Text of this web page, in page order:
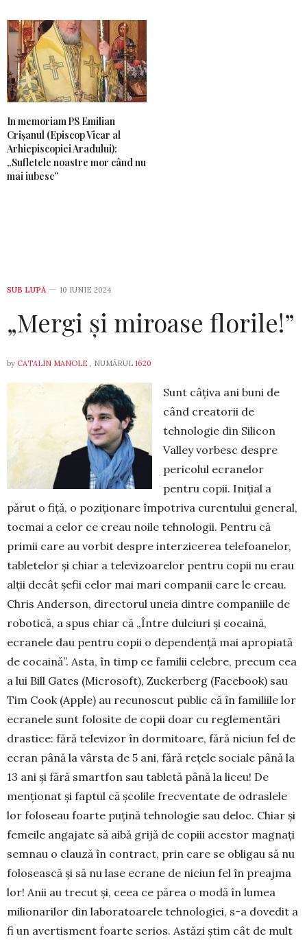
In memoriam PS Emilian
Crișanul (Episcop Vicar al
Arhiepiscopiei Aradului):
„Sufletele noastre mor când nu
mai iubesc”
SUB LUPĂ 10 IUNIE 2024
„Mergi și miroase florile!”
by CATALIN MANOLE , NUMĂRUL 1620
Sunt câțiva ani buni de
când creatorii de
tehnologie din Silicon
Valley vorbesc despre
pericolul ecranelor
pentru copii. Inițial a
părut o fiță, o pozi­ționare împotriva curentului general,
tocmai a celor ce creau noile tehnologii. Pentru că
primii care au vorbit despre interzicerea telefoanelor,
tabletelor și chiar a televizoarelor pentru copii nu erau
alții decât șefii celor mai mari companii care le creau.
Chris Anderson, directorul uneia dintre companiile de
robotică, a spus chiar că „Între dulciuri și cocaină,
ecranele dau pentru copii o dependență mai apropiată
de cocaină”. Asta, în timp ce familii celebre, precum cea
a lui Bill Gates (Microsoft), Zuckerberg (Facebook) sau
Tim Cook (Apple) au recunoscut public că în familiile lor
ecranele sunt folosite de copii doar cu reglementări
drastice: fără televizor în dormitoare, fără niciun fel de
ecran până la vârsta de 5 ani, fără rețele sociale până la
13 ani și fără smartfon sau tabletă până la liceu! De
menționat și faptul că școlile frecventate de odraslele
lor foloseau foarte puțină tehnologie sau deloc. Chiar și
femeile angajate să aibă grijă de copiii acestor magnați
semnau o clauză în contract, prin care se obligau să nu
folosească și să nu lase ecrane de niciun fel în preajma
lor! Anii au trecut și, ceea ce părea o modă în lumea
milionarilor din laboratoarele tehnologiei, s-a dovedit a
fi un avertisment foarte serios. Astăzi știm cât de mult